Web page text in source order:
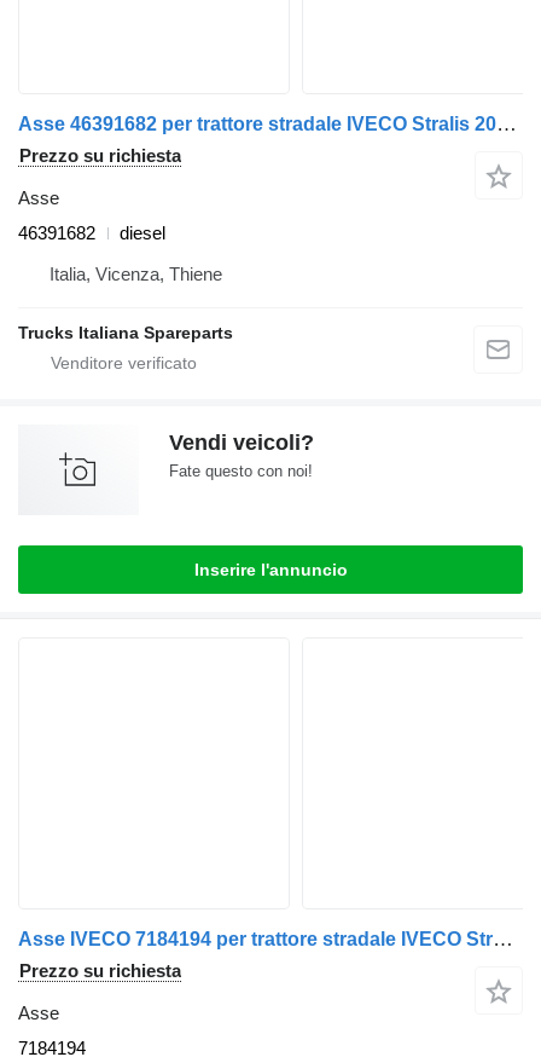
Asse 46391682 per trattore stradale IVECO Stralis 2013>
Prezzo su richiesta
Asse
46391682
diesel
Italia, Vicenza, Thiene
Trucks Italiana Spareparts
Vendi veicoli?
Fate questo con noi!
Inserire l'annuncio
Asse IVECO 7184194 per trattore stradale IVECO Stralis 2003>2007
Prezzo su richiesta
Asse
7184194